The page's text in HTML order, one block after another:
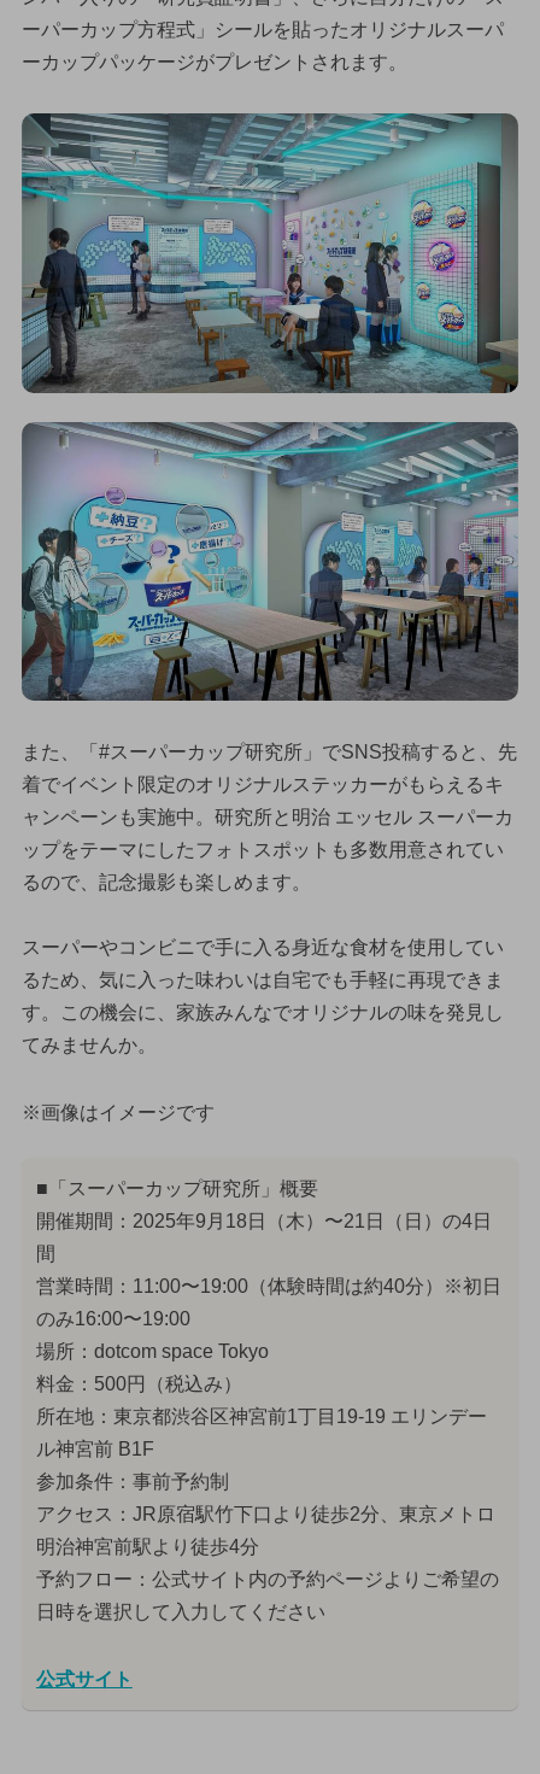
ーパーカップ方程式」シールを貼ったオリジナルスーパ
ーカップパッケージがプレゼントされます。
また、「#スーパーカップ研究所」でSNS投稿すると、先
着でイベント限定のオリジナルステッカーがもらえるキ
ャンペーンも実施中。研究所と明治 エッセル スーパーカ
ップをテーマにしたフォトスポットも多数用意されてい
るので、記念撮影も楽しめます。
スーパーやコンビニで手に入る身近な食材を使用してい
るため、気に入った味わいは自宅でも手軽に再現できま
す。この機会に、家族みんなでオリジナルの味を発見し
てみませんか。
※画像はイメージです
■「スーパーカップ研究所」概要
開催期間：2025年9月18日（木）〜21日（日）の4日
間
営業時間：11:00〜19:00（体験時間は約40分）※初日
のみ16:00〜19:00
場所：dotcom space Tokyo
料金：500円（税込み）
所在地：東京都渋谷区神宮前1丁目19-19 エリンデー
ル神宮前 B1F
参加条件：事前予約制
アクセス：JR原宿駅竹下口より徒歩2分、東京メトロ
明治神宮前駅より徒歩4分
予約フロー：公式サイト内の予約ページよりご希望の
日時を選択して入力してください
公式サイト